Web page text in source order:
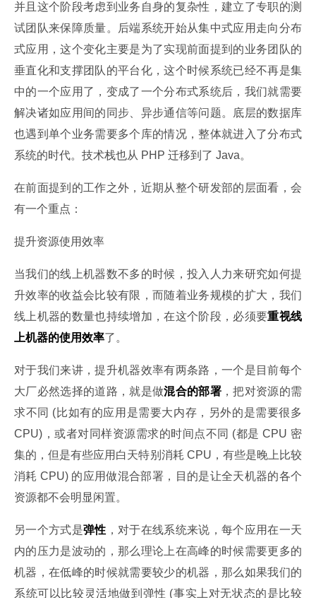
并且这个阶段考虑到业务自身的复杂性，建立了专职的测
试团队来保障质量。后端系统开始从集中式应用走向分布
式应用，这个变化主要是为了实现前面提到的业务团队的
垂直化和支撑团队的平台化，这个时候系统已经不再是集
中的一个应用了，变成了一个分布式系统后，我们就需要
解决诸如应用间的同步、异步通信等问题。底层的数据库
也遇到单个业务需要多个库的情况，整体就进入了分布式
系统的时代。技术栈也从 PHP 迁移到了 Java。
在前面提到的工作之外，近期从整个研发部的层面看，会
有一个重点：
提升资源使用效率
当我们的线上机器数不多的时候，投入人力来研究如何提
升效率的收益会比较有限，而随着业务规模的扩大，我们
线上机器的数量也持续增加，在这个阶段，必须要重视线
上机器的使用效率了。
对于我们来讲，提升机器效率有两条路，一个是目前每个
大厂必然选择的道路，就是做混合的部署 ，把对资源的需
求不同 (比如有的应用是需要大内存，另外的是需要很多
CPU)，或者对同样资源需求的时间点不同 (都是 CPU 密
集的，但是有些应用白天特别消耗 CPU，有些是晚上比较
消耗 CPU) 的应用做混合部署，目的是让全天机器的各个
资源都不会明显闲置。
另一个方式是弹性 ，对于在线系统来说，每个应用在一天
内的压力是波动的，那么理论上在高峰的时候需要更多的
机器，在低峰的时候就需要较少的机器，那么如果我们的
系统可以比较灵活地做到弹性 (事实上对无状态的是比较